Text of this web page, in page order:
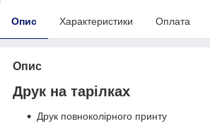
Опис Характеристики Оплата
Опис
Друк на тарілках
Друк повноколірного принту